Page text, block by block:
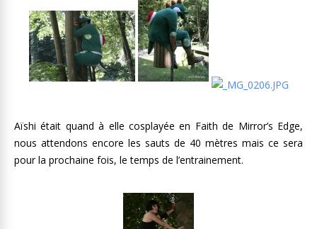
Aïshi était quand à elle cosplayée en Faith de Mirror’s Edge,
nous attendons encore les sauts de 40 mètres mais ce sera
pour la prochaine fois, le temps de l’entrainement.